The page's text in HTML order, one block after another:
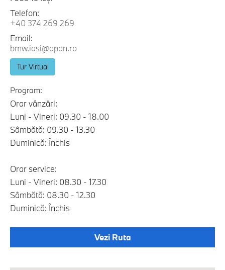
Telefon:
+40 374 269 269
Email:
bmw.iasi@apan.ro
Tur Virtual
Program:
Orar vânzări:
Luni - Vineri: 09.30 - 18.00
Sâmbătă: 09.30 - 13.30
Duminică: Închis
Orar service:
Luni - Vineri: 08.30 - 17.30
Sâmbătă: 08.30 - 12.30
Duminică: Închis
Vezi Ruta